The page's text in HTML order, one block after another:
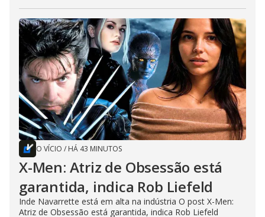
O VÍCIO / HÁ 43 MINUTOS
X-Men: Atriz de Obsessão está
garantida, indica Rob Liefeld
Inde Navarrette está em alta na indústria O post X-Men:
Atriz de Obsessão está garantida, indica Rob Liefeld